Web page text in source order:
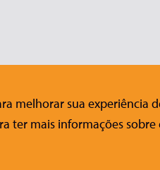
Fale Conosco
Contato
melhorar sua
ter mais informações